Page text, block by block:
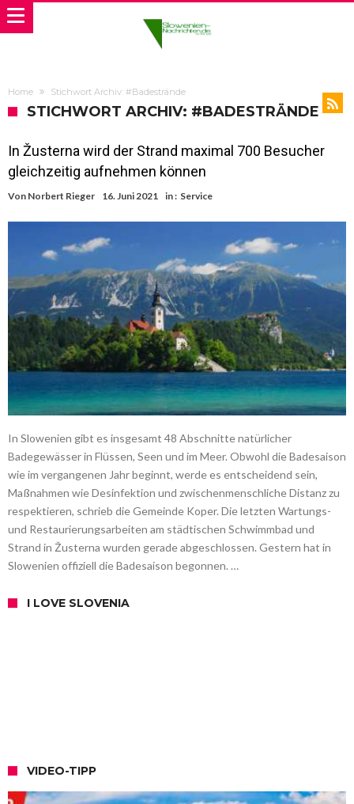
Home Stichwort Archiv: #Badestrände
STICHWORT ARCHIV: #BADESTRÄNDE
In Žusterna wird der Strand maximal 700 Besucher
gleichzeitig aufnehmen können
Von Norbert Rieger 16. Juni 2021 in : Service
In Slowenien gibt es insgesamt 48 Abschnitte natürlicher
Badegewässer in Flüssen, Seen und im Meer. Obwohl die Badesaison
wie im vergangenen Jahr beginnt, werde es entscheidend sein,
Maßnahmen wie Desinfektion und zwischenmenschliche Distanz zu
respektieren, schrieb die Gemeinde Koper. Die letzten Wartungs-
und Restaurierungsarbeiten am städtischen Schwimmbad und
Strand in Žusterna wurden gerade abgeschlossen. Gestern hat in
Slowenien offiziell die Badesaison begonnen. …
I LOVE SLOVENIA
VIDEO-TIPP